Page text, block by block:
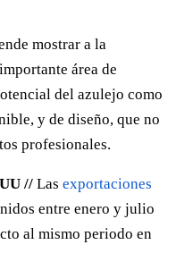
mostrar a la
área de
del azulejo como
y de diseño, que no
profesionales.
// Las exportaciones
entre enero y julio
al mismo periodo en